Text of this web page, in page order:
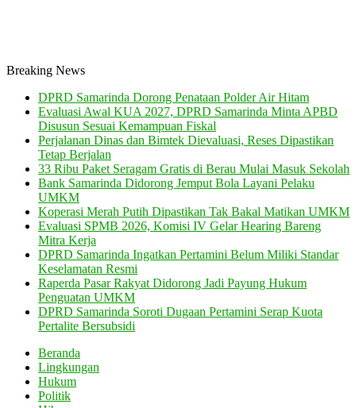
Breaking News
DPRD Samarinda Dorong Penataan Polder Air Hitam
Evaluasi Awal KUA 2027, DPRD Samarinda Minta APBD
Disusun Sesuai Kemampuan Fiskal
Perjalanan Dinas dan Bimtek Dievaluasi, Reses Dipastikan
Tetap Berjalan
33 Ribu Paket Seragam Gratis di Berau Mulai Masuk Sekolah
Bank Samarinda Didorong Jemput Bola Layani Pelaku
UMKM
Koperasi Merah Putih Dipastikan Tak Bakal Matikan UMKM
Evaluasi SPMB 2026, Komisi IV Gelar Hearing Bareng
Mitra Kerja
DPRD Samarinda Ingatkan Pertamini Belum Miliki Standar
Keselamatan Resmi
Raperda Pasar Rakyat Didorong Jadi Payung Hukum
Penguatan UMKM
DPRD Samarinda Soroti Dugaan Pertamini Serap Kuota
Pertalite Bersubsidi
Beranda
Lingkungan
Hukum
Politik